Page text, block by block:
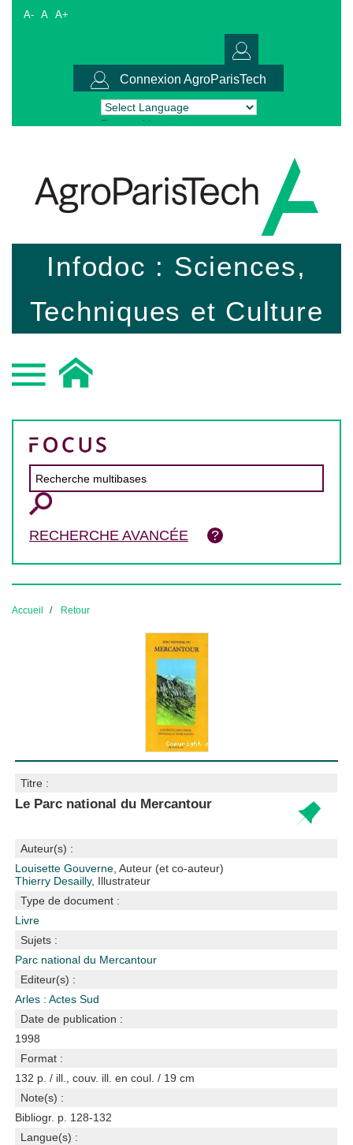
A- A A+
Connexion AgroParisTech
Powered by Translate
Infodoc : Sciences,
Techniques et Culture
RECHERCHE AVANCÉE
Accueil Retour
Titre :
Le Parc national du Mercantour
Auteur(s) :
Louisette Gouverne , Auteur (et co-auteur)
Thierry Desailly, Illustrateur
Type de document :
Livre
Sujets :
Parc national du Mercantour
Editeur(s) :
Arles : Actes Sud
Date de publication :
1998
Format :
132 p. / ill., couv. ill. en coul. / 19 cm
Note(s) :
Bibliogr. p. 128-132
Langue(s) :